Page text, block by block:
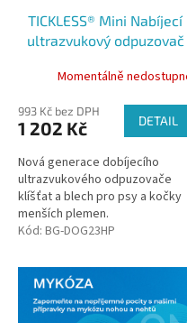
TICKLESS® Mini Nabíjecí
ultrazvukový odpuzovač
peach
Momentálně
993 Kč bez DPH
1 202 Kč DETAIL
Nová generace dobíjecího
ultrazvukového odpuzovače
klíšťat a blech pro psy a kočky
menších plemen.
Kód: BG-DOG23HP